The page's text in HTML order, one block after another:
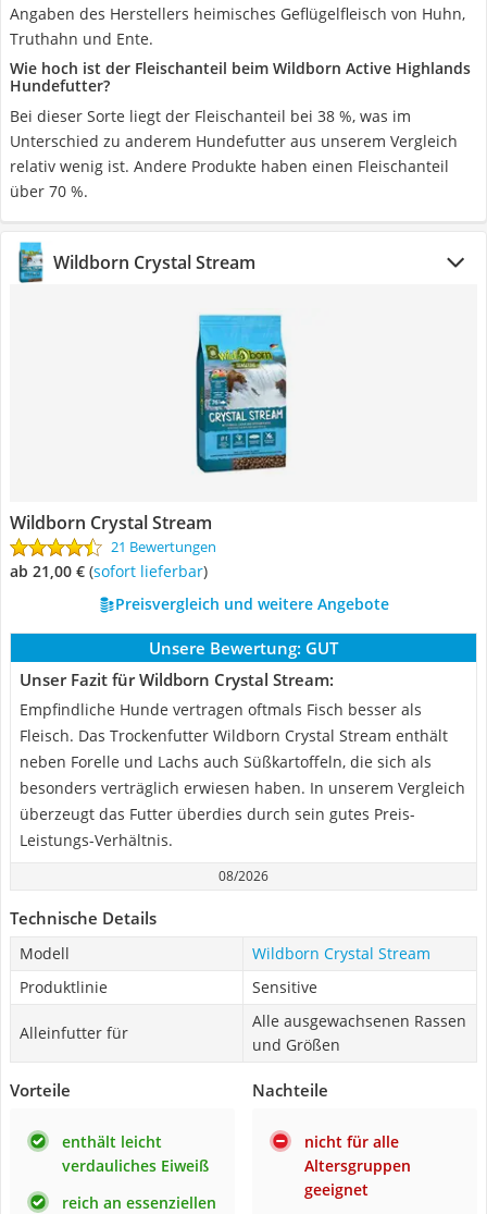
Angaben des Herstellers heimisches Geflügelfleisch von Huhn,
Truthahn und Ente.
Wie hoch ist der Fleischanteil beim Wildborn Active Highlands
Hundefutter?
Bei dieser Sorte liegt der Fleischanteil bei 38 %, was im
Unterschied zu anderem Hundefutter aus unserem Vergleich
relativ wenig ist. Andere Produkte haben einen Fleischanteil
über 70 %.
Wildborn Crystal Stream
Wildborn Crystal Stream
21 Bewertungen
ab 21,00 € ( Sofort lieferbar)
Preisvergleich und weitere Angebote
Unsere Bewertung: GUT
Unser Fazit für Wildborn Crystal Stream:
Empfindliche Hunde vertragen oftmals Fisch besser als
Fleisch. Das Trockenfutter Wildborn Crystal Stream enthält
neben Forelle und Lachs auch Süßkartoffeln, die sich als
besonders verträglich erwiesen haben. In unserem Vergleich
überzeugt das Futter überdies durch sein gutes Preis-
Leistungs-Verhältnis.
08/2026
Technische Details
Modell
Wildborn Crystal Stream
Produktlinie
Sensitive
Alleinfutter für
Alle ausgewachsenen Rassen
und Größen
Vorteile
enthält leicht
verdauliches Eiweiß
reich an essenziellen
Nachteile
nicht für alle
Altersgruppen
geeignet